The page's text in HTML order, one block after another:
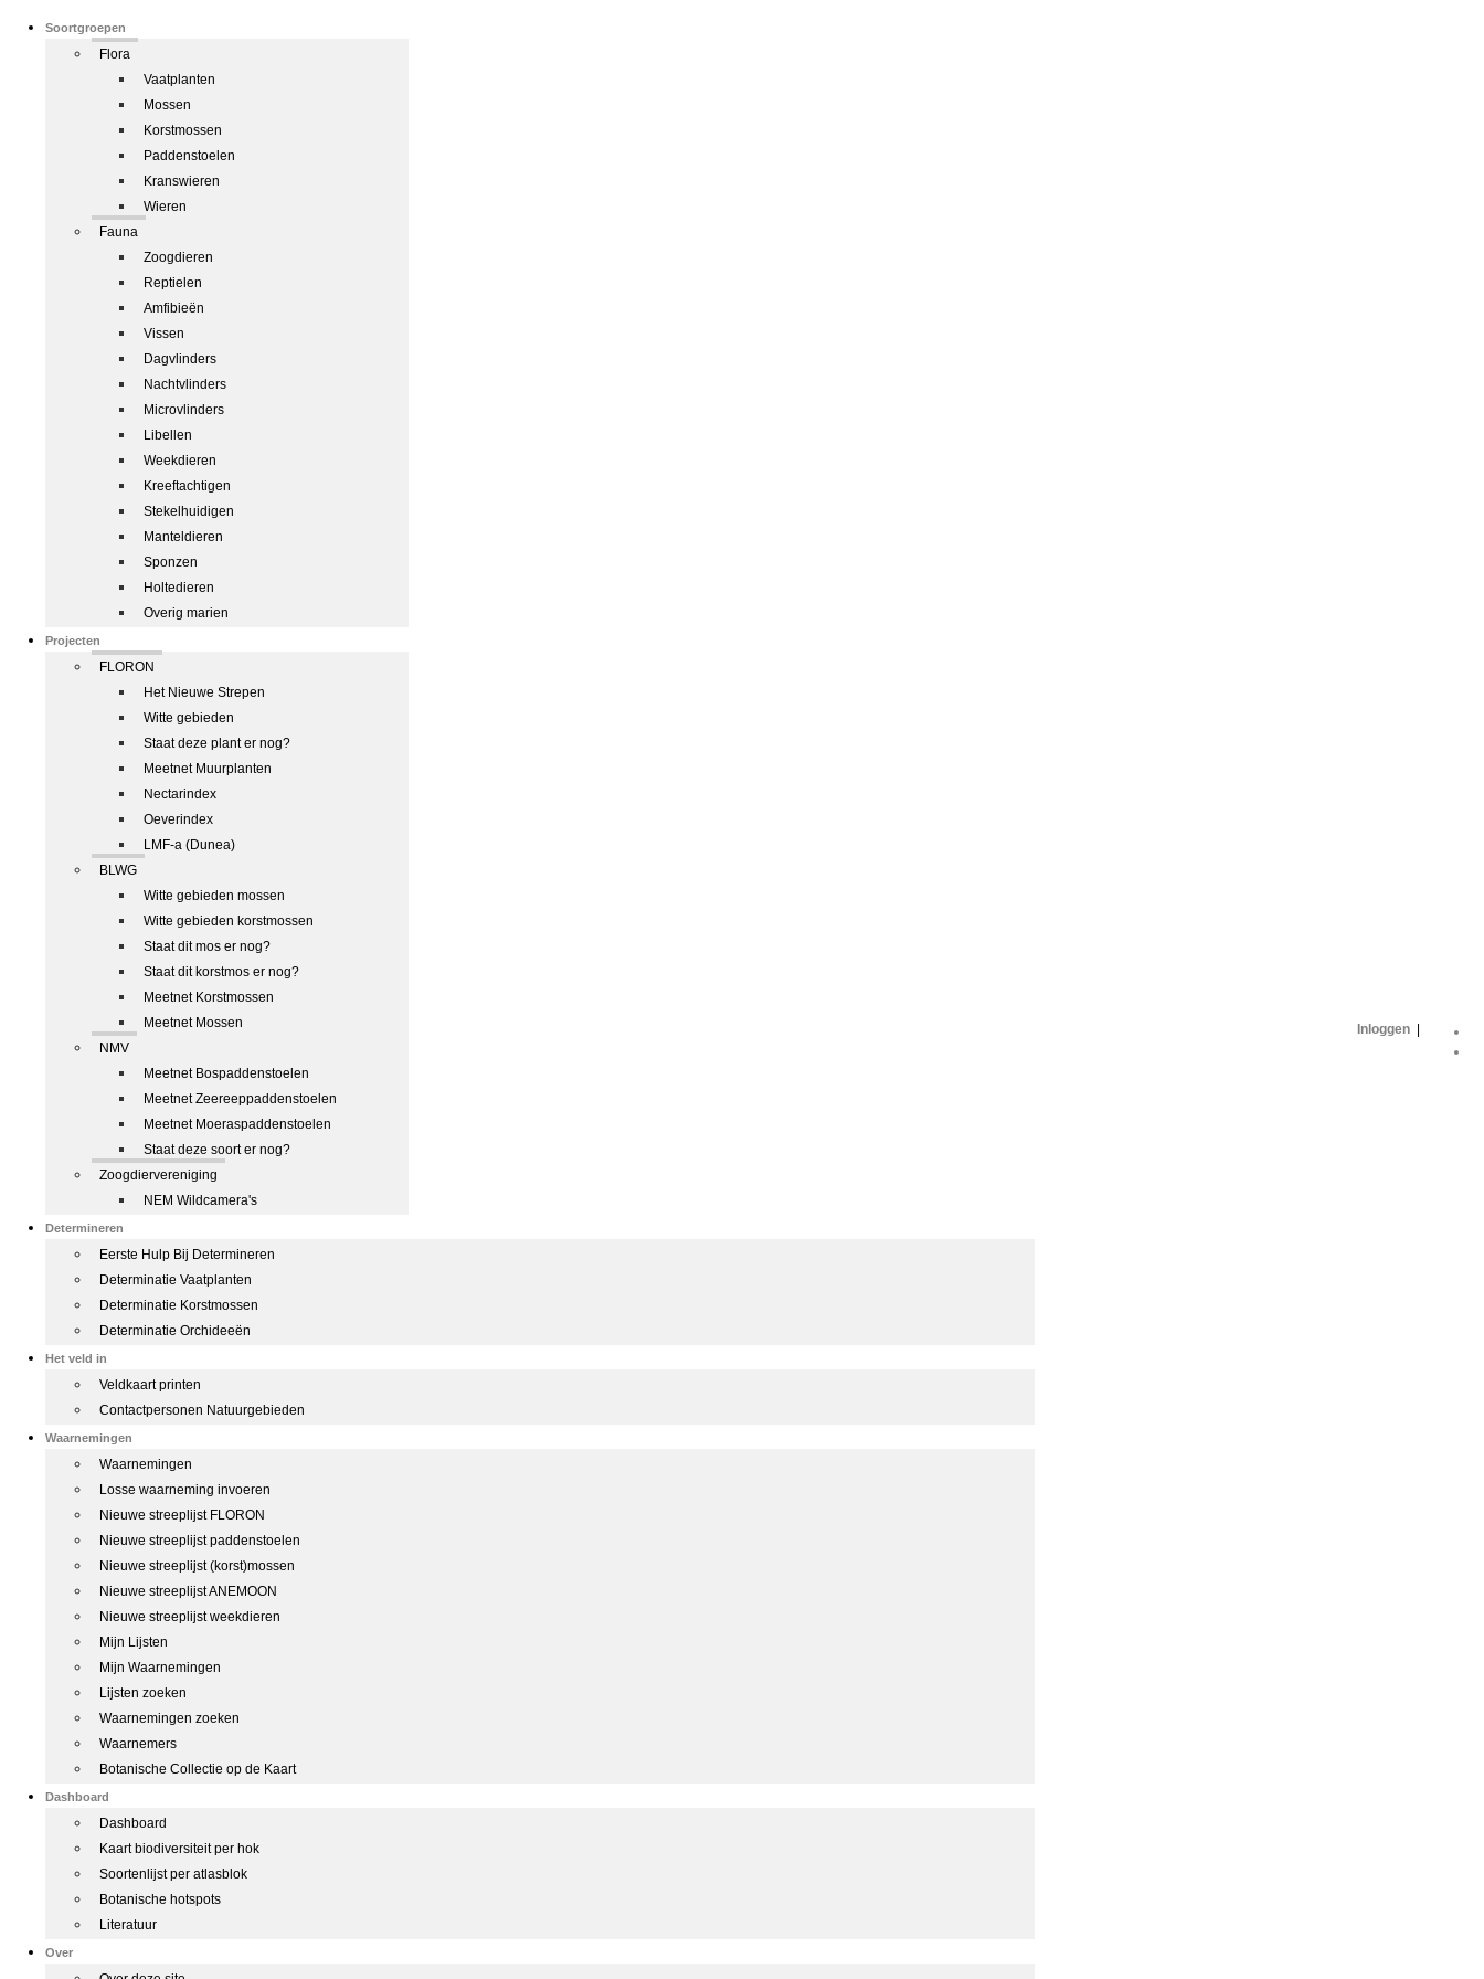
Soortgroepen
Flora
Vaatplanten
Mossen
Korstmossen
Paddenstoelen
Kranswieren
Wieren
Fauna
Zoogdieren
Reptielen
Amfibieën
Vissen
Dagvlinders
Nachtvlinders
Microvlinders
Libellen
Weekdieren
Kreeftachtigen
Stekelhuidigen
Manteldieren
Sponzen
Holtedieren
Overig marien
Projecten
FLORON
Het Nieuwe Strepen
Witte gebieden
Staat deze plant er nog?
Meetnet Muurplanten
Nectarindex
Oeverindex
LMF-a (Dunea)
BLWG
Witte gebieden mossen
Witte gebieden korstmossen
Staat dit mos er nog?
Staat dit korstmos er nog?
Meetnet Korstmossen
Meetnet Mossen
NMV
Meetnet Bospaddenstoelen
Meetnet Zeereeppaddenstoelen
Meetnet Moeraspaddenstoelen
Staat deze soort er nog?
Zoogdiervereniging
NEM Wildcamera's
Determineren
Eerste Hulp Bij Determineren
Determinatie Vaatplanten
Determinatie Korstmossen
Determinatie Orchideeën
Het veld in
Veldkaart printen
Contactpersonen Natuurgebieden
Waarnemingen
Waarnemingen
Losse waarneming invoeren
Nieuwe streeplijst FLORON
Nieuwe streeplijst paddenstoelen
Nieuwe streeplijst (korst)mossen
Nieuwe streeplijst ANEMOON
Nieuwe streeplijst weekdieren
Mijn Lijsten
Mijn Waarnemingen
Lijsten zoeken
Waarnemingen zoeken
Waarnemers
Botanische Collectie op de Kaart
Dashboard
Dashboard
Kaart biodiversiteit per hok
Soortenlijst per atlasblok
Botanische hotspots
Literatuur
Over
Inloggen